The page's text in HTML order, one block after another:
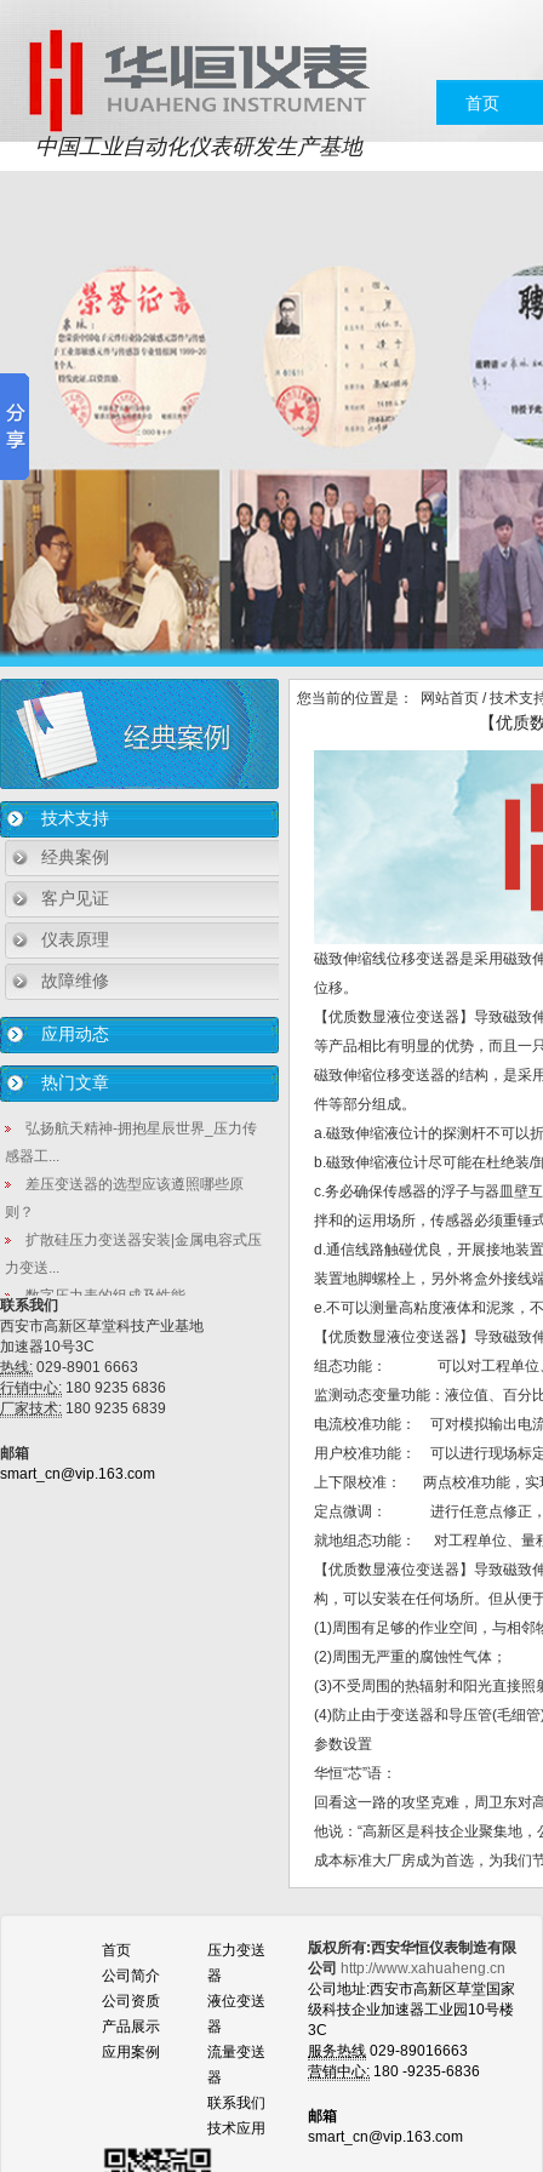
中国工业自动化仪表研发生产基地
首页
技术支持
经典案例
客户见证
仪表原理
故障维修
应用动态
热门文章
弘扬航天精神-拥抱星辰世界_压力传
感器工...
差压变送器的选型应该遵照哪些原
则？
扩散硅压力变送器安装|金属电容式压
力变送...
数字压力表的组成及性能
侧装式差压变送器_在线式磁翻板液位
计安装...
联系我们
西安市高新区草堂科技产业基地
加速器10号3C
热线: 029-8901 6663
行销中心: 180 9235 6836
厂家技术: 180 9235 6839
邮箱
smart_cn@vip.163.com
您当前的位置是： 网站首页 /技术支
【优质
磁致伸缩线位移变送器是采用磁致
位移。
【优质数显液位变送器】导致磁
等产品相比有明显的优势，而且一
磁致伸缩位移变送器的结构，是采
件等部分组成。
a.磁致伸缩液位计的探测杆不可以
b.磁致伸缩液位计尽可能在杜绝装/
c.务必确保传感器的浮子与器皿壁
拌和的运用场所，传感器必须重锤
d.通信线路触碰优良，开展接地装
装置地脚螺栓上，另外将盒外接线
e.不可以测量高粘度液体和泥浆，
【优质数显液位变送器】导致磁
组态功能： 可以对工程单位、
监测动态变量功能：液位值、百分
电流校准功能： 可对模拟输出电
用户校准功能： 可以进行现场标
上下限校准： 两点校准功能，实
定点微调： 进行任意点修正，
就地组态功能： 对工程单位、量
【优质数显液位变送器】导致磁
构，可以安装在任何场所。但从便
(1)周围有足够的作业空间，与相
(2)周围无严重的腐蚀性气体；
(3)不受周围的热辐射和阳光直接照
(4)防止由于变送器和导压管(毛细
参数设置
华恒“芯”语：
回看这一路的攻坚克难，周卫东对
他说：“高新区是科技企业聚集地
成本标准大厂房成为首选，为我们
首页
公司简介
公司资质
产品展示
应用案例
压力变送
器
液位变送
器
流量变送
器
联系我们
技术应用
版权所有:西安华恒仪表制造有限
公司 http://www.xahuaheng.cn
公司地址:西安市高新区草堂国家
级科技企业加速器工业园10号楼
3C
服务热线 029-89016663
营销中心: 180 -9235-6836
邮箱
smart_cn@vip.163.com